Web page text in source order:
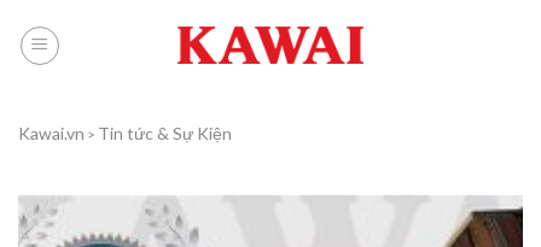
Kawai.vn > Tin tức & Sự Kiện